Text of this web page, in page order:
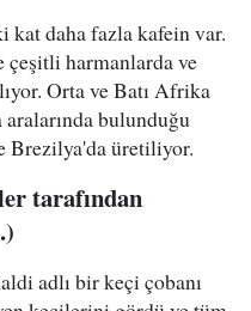
kat daha fazla kafein var.
harmanlarda ve
Orta ve Batı Afrika
bulunduğu
Brezilya'da üretiliyor.
tarafından
adlı bir keçi çobanı